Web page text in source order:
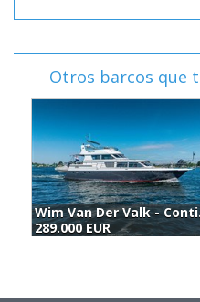
Otros barcos que
258.000 EUR